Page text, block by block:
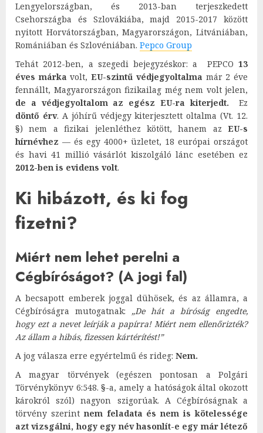
Lengyelországban, és 2013-ban terjeszkedett
Csehországba és Szlovákiába, majd 2015-2017 között
nyitott Horvátországban, Magyarországon, Litvániában,
Romániában és Szlovéniában. Pepco Group
Tehát 2012-ben, a szegedi bejegyzéskor: a PEPCO 13
éves márka volt,EU-szintű védjegyoltalma már 2 éve
fennállt, Magyarországon fizikailag még nem volt jelen,
de a védjegyoltalom az egész EU-ra kiterjedt. Ez
döntő érv. A jóhírű védjegy kiterjesztett oltalma (Vt. 12.
§) nem a fizikai jelenléthez kötött, hanem az EU-s
hírnévhez — és egy 4000+ üzletet, 18 európai országot
és havi 41 millió vásárlót kiszolgáló lánc esetében ez
2012-ben is evidens volt.
Ki hibázott, és ki fog
fizetni?
Miért nem lehet perelni a
Cégbíróságot? (A jogi fal)
A becsapott emberek joggal dühösek, és az államra, a
Cégbíróságra mutogatnak: „De hát a bíróság engedte,
hogy ezt a nevet leírják a papírra! Miért nem ellenőrizték?
Az állam a hibás, fizessen kártérítést!”
A jog válasza erre egyértelmű és rideg: Nem.
A magyar törvények (egészen pontosan a Polgári
Törvénykönyv 6:548. §-a, amely a hatóságok által okozott
károkról szól) nagyon szigorúak. A Cégbíróságnak a
törvény szerint nem feladata és nem is kötelessége
azt vizsgálni, hogy egy név hasonlít-e egy már létező